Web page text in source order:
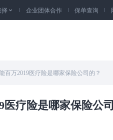
 企业团体合作 保单查询
百万2019医疗险是哪家保险公司的？
医疗险是哪家保险公